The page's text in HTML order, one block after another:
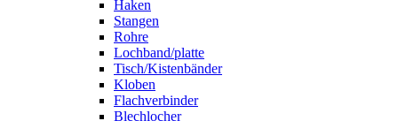
Haken
Stangen
Rohre
Lochband/platte
Tisch/Kistenbänder
Kloben
Flachverbinder
Blechlocher